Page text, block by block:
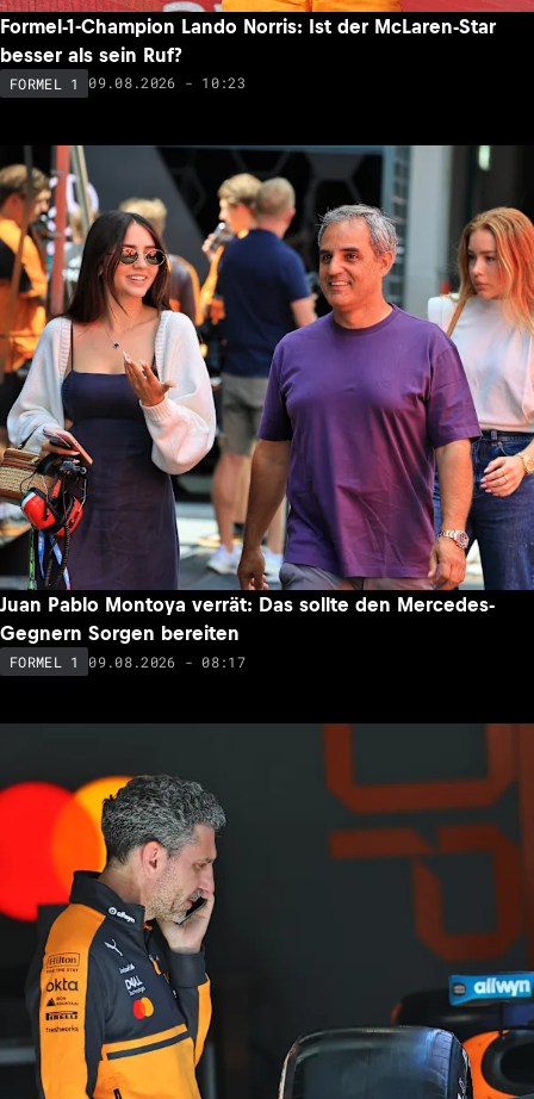
Formel-1-Champion Lando Norris: Ist der McLaren-Star
besser als sein Ruf?
FORMEL 1 09.08.2026 - 10:23
Juan Pablo Montoya verrät: Das sollte den Mercedes-
Gegnern Sorgen bereiten
FORMEL 1 09.08.2026 - 08:17